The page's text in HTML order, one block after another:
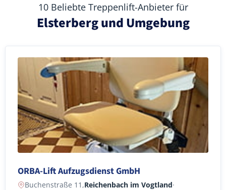
10 Beliebte Treppenlift-Anbieter für
Elsterberg und Umgebung
ORBA-Lift Aufzugsdienst GmbH
Buchenstraße 11,Reichenbach im Vogtland·